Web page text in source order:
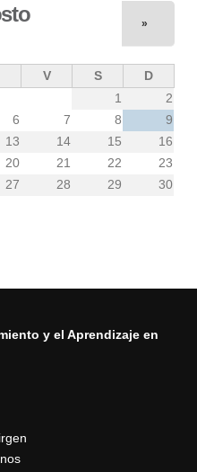
»
V S
D
1
2
6 7 8
9
13 14 15
16
20 21 22
23
27 28 29
30
y el Aprendizaje en